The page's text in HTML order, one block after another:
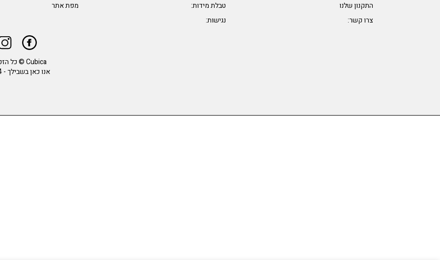
התקנון שלנו
צרו קשר:
טבלת מידות:
נגישות:
מפת אתר
Cubica © כל הזכויות שמורות.
אנו כאן בשבילך -